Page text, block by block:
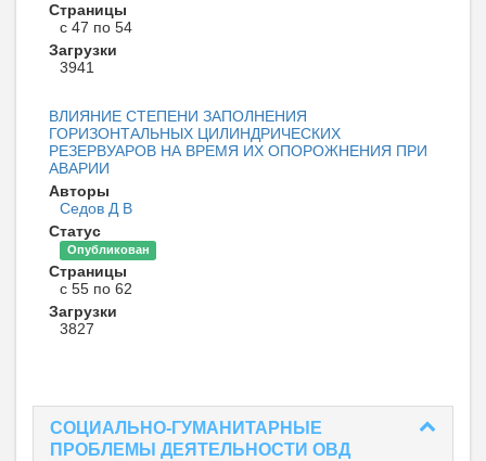
Страницы
с 47 по 54
Загрузки
3941
ВЛИЯНИЕ СТЕПЕНИ ЗАПОЛНЕНИЯ
ГОРИЗОНТАЛЬНЫХ ЦИЛИНДРИЧЕСКИХ
РЕЗЕРВУАРОВ НА ВРЕМЯ ИХ ОПОРОЖНЕНИЯ ПРИ
АВАРИИ
Авторы
Седов Д В
Статус
Опубликован
Страницы
с 55 по 62
Загрузки
3827
СОЦИАЛЬНО-ГУМАНИТАРНЫЕ
ПРОБЛЕМЫ ДЕЯТЕЛЬНОСТИ ОВД